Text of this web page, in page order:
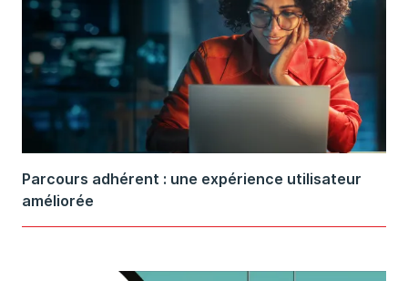
Parcours adhérent : une expérience utilisateur
améliorée